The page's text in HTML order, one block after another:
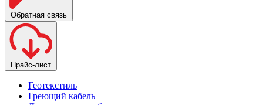
Обратная связь
Прайс-лист
Геотекстиль
Греющий кабель